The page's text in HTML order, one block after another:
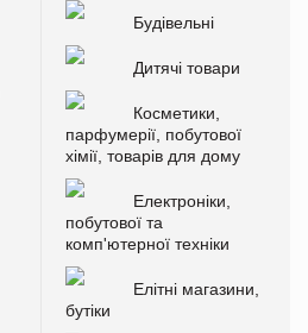
Будівельні
Дитячі товари
Косметики,
парфумерії, побутової
хімії, товарів для дому
Електроніки,
побутової та
комп'ютерної техніки
Елітні магазини,
бутіки